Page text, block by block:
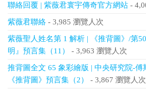
聯絡回覆 | 紫薇君寰宇傳奇官方網站 -
紫薇君聯絡 - 3,985 瀏覽人次
紫薇聖人姓名第 1 解析 | 《推背圖》/第
明』預言集（11）
- 3,963 瀏覽人次
推背圖全文 65 象彩繪版 | 中央研究院-傅
《推背圖》預言集（2）
- 3,867 瀏覽人次